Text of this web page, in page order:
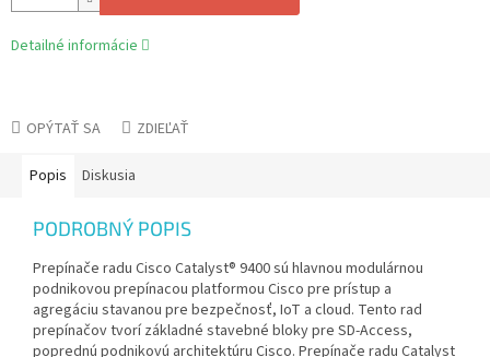
Detailné informácie
OPÝTAŤ SA ZDIEĽAŤ
Popis Diskusia
PODROBNÝ POPIS
Prepínače radu Cisco Catalyst® 9400 sú hlavnou modulárnou
podnikovou prepínacou platformou Cisco pre prístup a
agregáciu stavanou pre bezpečnosť, IoT a cloud. Tento rad
prepínačov tvorí základné stavebné bloky pre SD-Access,
poprednú podnikovú architektúru Cisco. Prepínače radu Catalyst